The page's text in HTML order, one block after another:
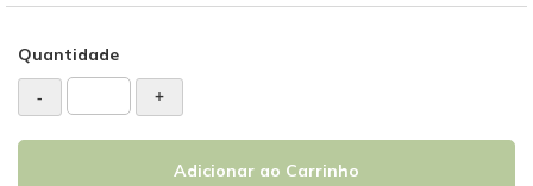
Quantidade
- +
Adicionar ao Carrinho